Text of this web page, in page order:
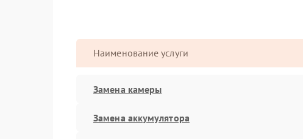
Наименование услуги
Замена камеры
Замена аккумулятора